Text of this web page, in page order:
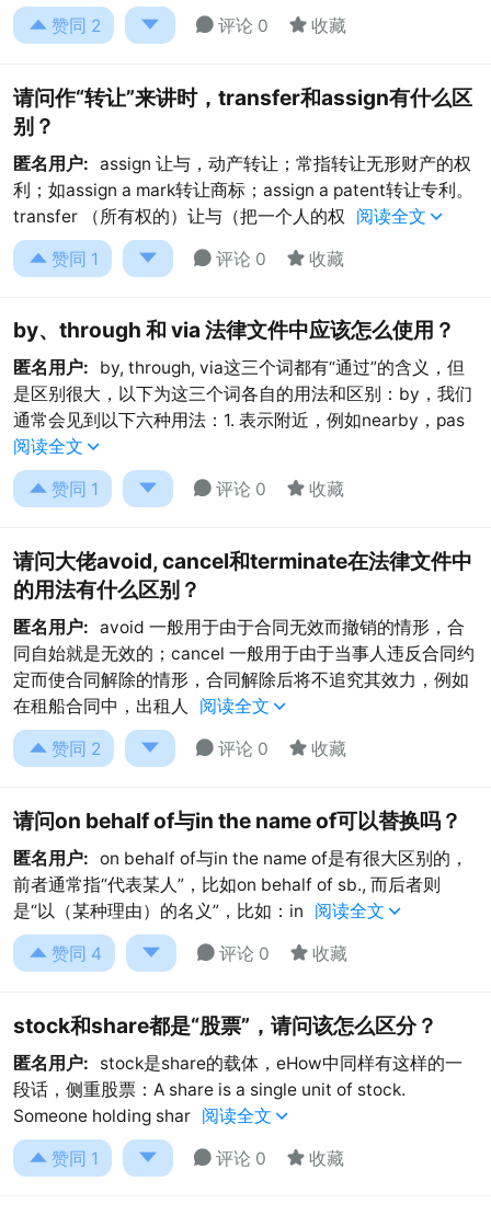
 赞同 2   评论 0  收藏
请问作“转让”来讲时，transfer和assign有什么区
别？
匿名用户: assign 让与，动产转让；常指转让无形财产的权
利；如assign a mark转让商标；assign a patent转让专利。
transfer （所有权的）让与（把一个人的权
阅读全文 
 赞同 1   评论 0  收藏
by、through 和 via 法律文件中应该怎么使用？
匿名用户:
by, through, via这三个词都有“通过”的含义，但
是区别很大，以下为这三个词各自的用法和区别：by，我们
通常会见到以下六种用法：1. 表示附近，例如nearby，pas
阅读全文 
 赞同 1   评论 0  收藏
请问大佬avoid, cancel和terminate在法律文件中
的用法有什么区别？
匿名用户: avoid 一般用于由于合同无效而撤销的情形，合
同自始就是无效的；cancel 一般用于由于当事人违反合同约
定而使合同解除的情形，合同解除后将不追究其效力，例如
在租船合同中，出租人
阅读全文 
 赞同 2   评论 0  收藏
请问on behalf of与in the name of可以替换吗？
匿名用户: on behalf of与in the name of是有很大区别的，
前者通常指“代表某人”，比如on behalf of sb., 而后者则
是“以（某种理由）的名义”，比如：in
阅读全文 
 赞同 4   评论 0  收藏
stock和share都是“股票”，请问该怎么区分？
匿名用户:
stock是share的载体，eHow中同样有这样的一
段话，侧重股票：A share is a single unit of stock.
Someone holding shar 阅读全文 
 赞同 1   评论 0  收藏